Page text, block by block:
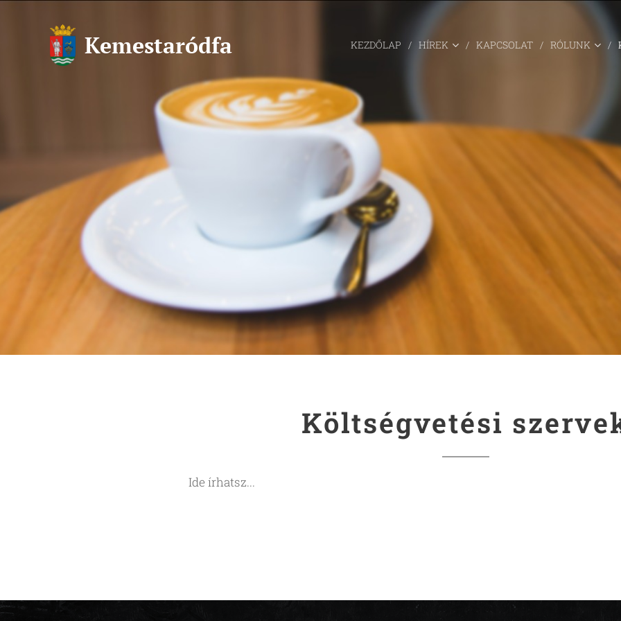
Kemestaródfa KEZDŐLAP HÍREK KAPCSOLAT RÓLUNK
Költségvetési
Ide írhatsz...